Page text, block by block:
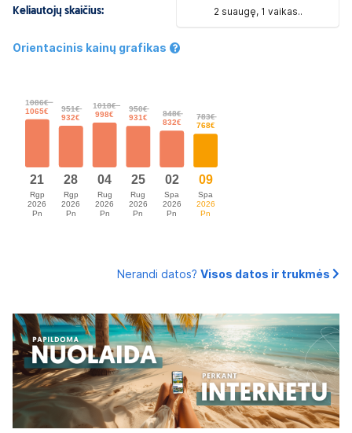
Keliautojų skaičius: 2 suaugę, 1 vaikas..
Orientacinis kainų grafikas
Nerandi datos? Visos datos ir trukmės